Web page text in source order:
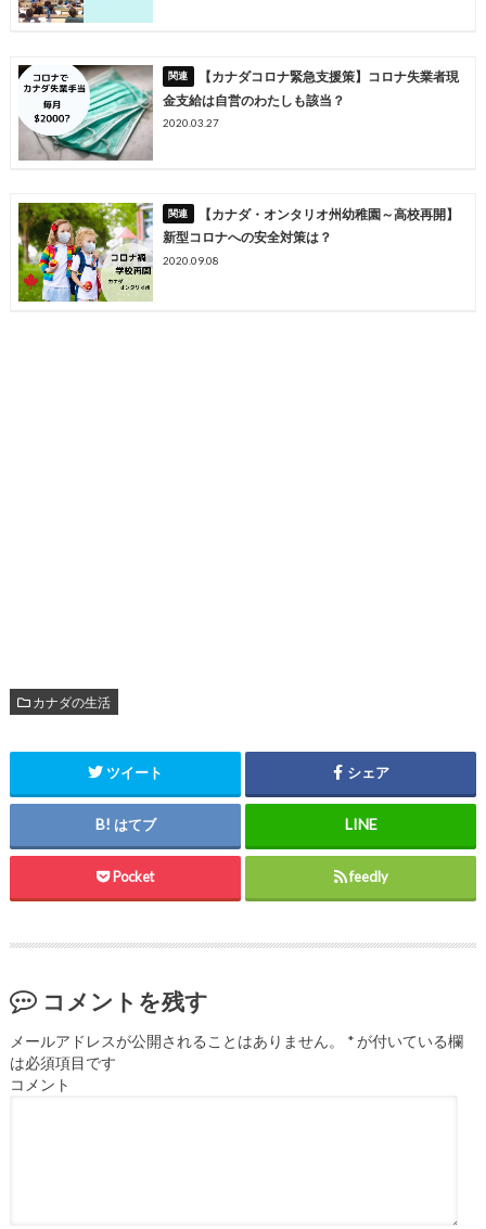
【カナダコロナ緊急支援策】コロナ失業者現
金支給は自営のわたしも該当？
2020.03.27
【カナダ・オンタリオ州幼稚園～高校再開】
新型コロナへの安全対策は？
2020.09.08
カナダの生活
ツイート シェア
はてブ
Pocket feedly
コメントを残す
メールアドレスが公開されることはありません。 *が付いている欄
は必須項目です
コメント